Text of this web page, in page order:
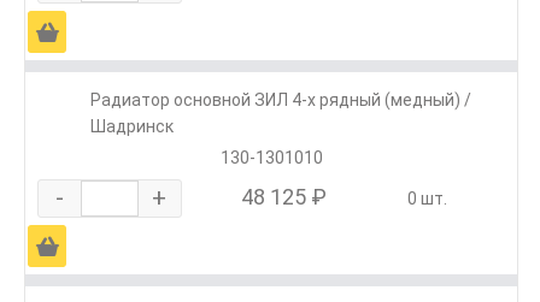
Ä
Радиатор основной ЗИЛ 4-х рядный (медный) /
Шадринск
130-1301010
- + 48 125 ₽ 0 шт.
Ä